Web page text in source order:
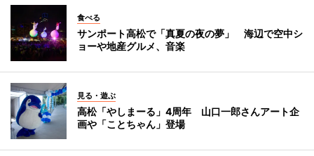
食べる
サンポート高松で「真夏の夜の夢」 海辺で空中シ
ョーや地産グルメ、音楽
見る・遊ぶ
高松「やしまーる」4周年 山口一郎さんアート企
画や「ことちゃん」登場